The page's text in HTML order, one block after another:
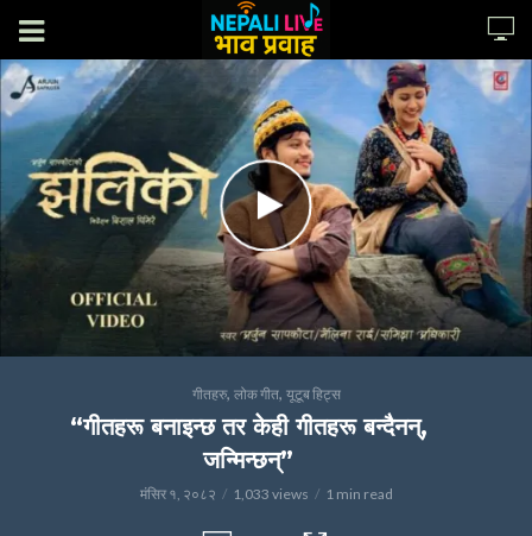
गीतहरु, लोक गीत, यूटूब हिट्स
“गीतहरू बनाइन्छ तर केही गीतहरू बन्दैनन्,
जन्मिन्छन्”
मंसिर १, २०८२ 1,033 views 1 min read